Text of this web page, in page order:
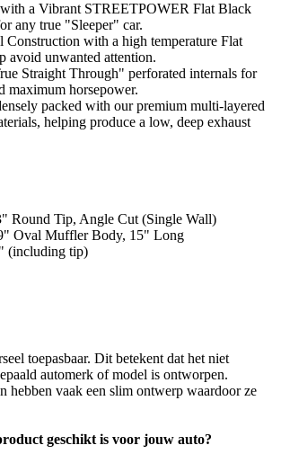
a Vibrant STREETPOWER Flat Black
any true "Sleeper" car.
Construction with a high temperature Flat
avoid unwanted attention.
Straight Through" perforated internals for
maximum horsepower.
packed with our premium multi-layered
helping produce a low, deep exhaust
Round Tip, Angle Cut (Single Wall)
Oval Muffler Body, 15" Long
(including tip)
toepasbaar. Dit betekent dat het niet
automerk of model is ontworpen.
hebben vaak een slim ontwerp waardoor ze
geschikt is voor jouw auto?